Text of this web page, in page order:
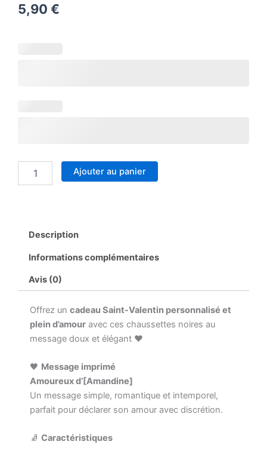
5,90 €
couple
romantique
homme
Taille
43/46
Ajouter au panier
Description
Informations complémentaires
Avis (0)
Offrez un cadeau Saint-Valentin personnalisé et
plein d’amour avec ces chaussettes noires au
message doux et élégant ❤️
🖤 Message imprimé
Amoureux d’[Amandine]
Un message simple, romantique et intemporel,
parfait pour déclarer son amour avec discrétion.
🧦 Caractéristiques